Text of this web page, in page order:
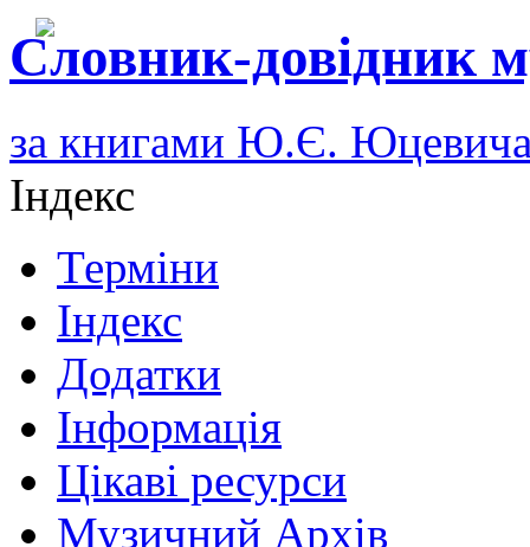
Словник-довідник
за книгами Ю.Є.
Індекс
Терміни
Індекс
Додатки
Інформація
Цікаві ресурси
Музичний Архів